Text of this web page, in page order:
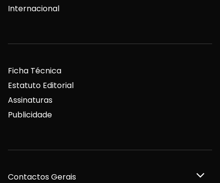
Internacional
Ficha Técnica
Estatuto Editorial
Assinaturas
Publicidade
Contactos Gerais